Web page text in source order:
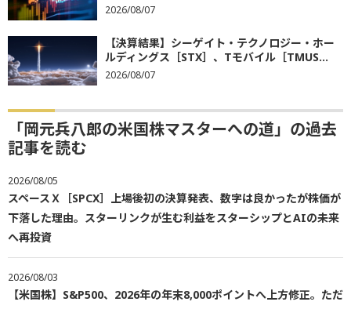
2026/08/07
【決算結果】シーゲイト・テクノロジー・ホー
ルディングス［STX］、Tモバイル［TMUS...
2026/08/07
「岡元兵八郎の米国株マスターへの道」の過去
記事を読む
2026/08/05
スペースＸ［SPCX］上場後初の決算発表、数字は良かったが株価が
下落した理由。スターリンクが生む利益をスターシップとAIの未来
へ再投資
2026/08/03
【米国株】S&P500、2026年の年末8,000ポイントへ上方修正。ただ